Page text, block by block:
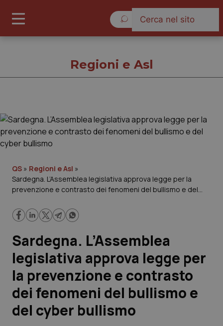
Cronache
Governo e Parlamento
Regioni e Asl
Lavoro e Professioni
Scienza e Farmaci
Studi e Analisi
Lettere al direttore
Regioni e Asl
QS » Regioni e Asl »
Sardegna. L’Assemblea legislativa approva legge per la
prevenzione e contrasto dei fenomeni del bullismo e del
Sardegna. L’Assemblea
legislativa approva legge per
la prevenzione e contrasto
dei fenomeni del bullismo e
del cyber bullismo